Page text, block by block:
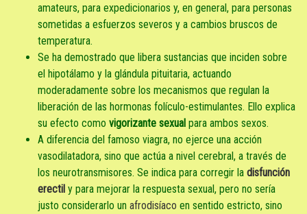
amateurs, para expedicionarios y, en general, para personas
sometidas a esfuerzos severos y a cambios bruscos de
temperatura.
Se ha demostrado que libera sustancias que inciden sobre
el hipotálamo y la glándula pituitaria, actuando
moderadamente sobre los mecanismos que regulan la
liberación de las hormonas folículo-estimulantes. Ello explica
su efecto como vigorizante sexual para ambos sexos.
A diferencia del famoso viagra, no ejerce una acción
vasodilatadora, sino que actúa a nivel cerebral, a través de
los neurotransmisores. Se indica para corregir la disfunción
erectil y para mejorar la respuesta sexual, pero no sería
justo considerarlo un afrodisíaco en sentido estricto, sino